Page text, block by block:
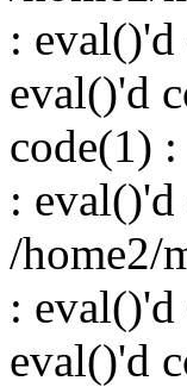
:
eval()'d
code(1)
:
/home2/
:
eval()'d